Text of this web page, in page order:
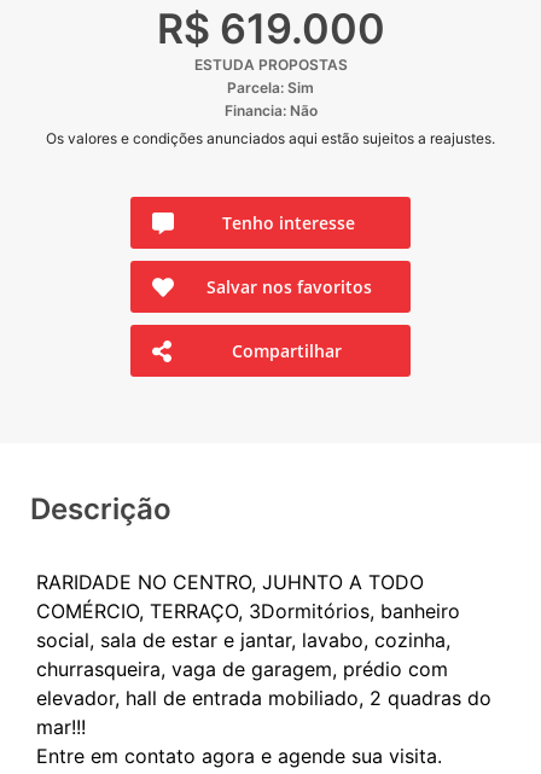
R$ 619.000
ESTUDA PROPOSTAS
Parcela: Sim
Financia: Não
Os valores e condições anunciados aqui estão sujeitos a reajustes.
Tenho interesse
Salvar nos favoritos
Compartilhar
Descrição
RARIDADE NO CENTRO, JUHNTO A TODO
COMÉRCIO, TERRAÇO, 3Dormitórios, banheiro
social, sala de estar e jantar, lavabo, cozinha,
churrasqueira, vaga de garagem, prédio com
elevador, hall de entrada mobiliado, 2 quadras do
mar!!!